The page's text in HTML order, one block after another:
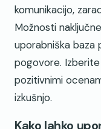
komunikacijo,
Možnosti
uporabniška baza
pogovore.
pozitivnimi
izkušnjo.
Kako lahko